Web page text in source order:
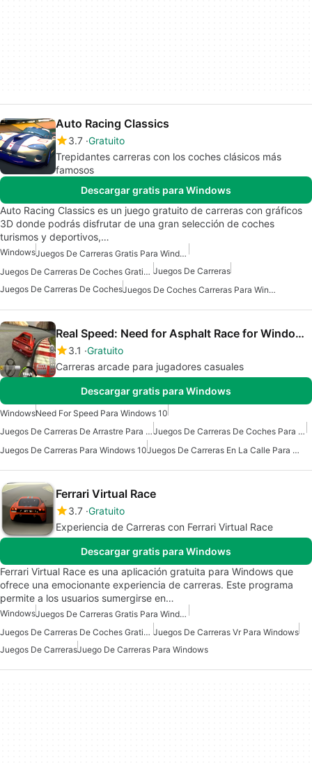
Auto Racing Classics
3.7 Gratuito
Trepidantes carreras con los coches clásicos más
famosos
Descargar gratis para Windows
Auto Racing Classics es un juego gratuito de carreras con gráficos
3D donde podrás disfrutar de una gran selección de coches
turismos y deportivos,…
Windows
Juegos De Carreras Gratis Para Windows
Juegos De Carreras De Coches Gratis Para Windows Juegos De Carreras
Juegos De Carreras De Coches
Juegos De Coches Carreras Para Windows
Real Speed: Need for Asphalt Race for Windows 10
3.1 Gratuito
Carreras arcade para jugadores casuales
Descargar gratis para Windows
WindowsNeed For Speed Para Windows 10
Juegos De Carreras De Arrastre Para Windows
Juegos De Carreras De Coches Para Windows 10
Juegos De Carreras Para Windows 10
Juegos De Carreras En La Calle Para Windows Gratis
Ferrari Virtual Race
3.7 Gratuito
Experiencia de Carreras con Ferrari Virtual Race
Descargar gratis para Windows
Ferrari Virtual Race es una aplicación gratuita para Windows que
ofrece una emocionante experiencia de carreras. Este programa
permite a los usuarios sumergirse en…
Windows
Juegos De Carreras Gratis Para Windows
Juegos De Carreras De Coches Gratis Para Windows Juegos De Carreras Vr Para Windows
Juegos De CarrerasJuego De Carreras Para Windows